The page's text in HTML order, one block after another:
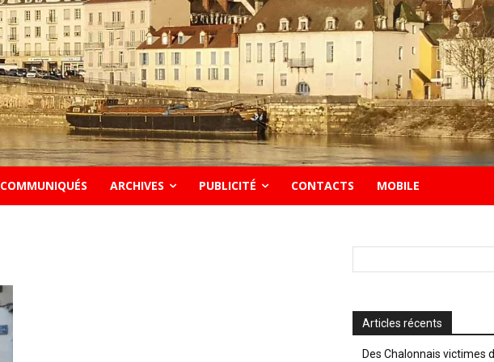
COMMUNIQUÉS ARCHIVES PUBLICITÉ CONTACTS MOBILE
Articles récents
Des Chalonnais victimes